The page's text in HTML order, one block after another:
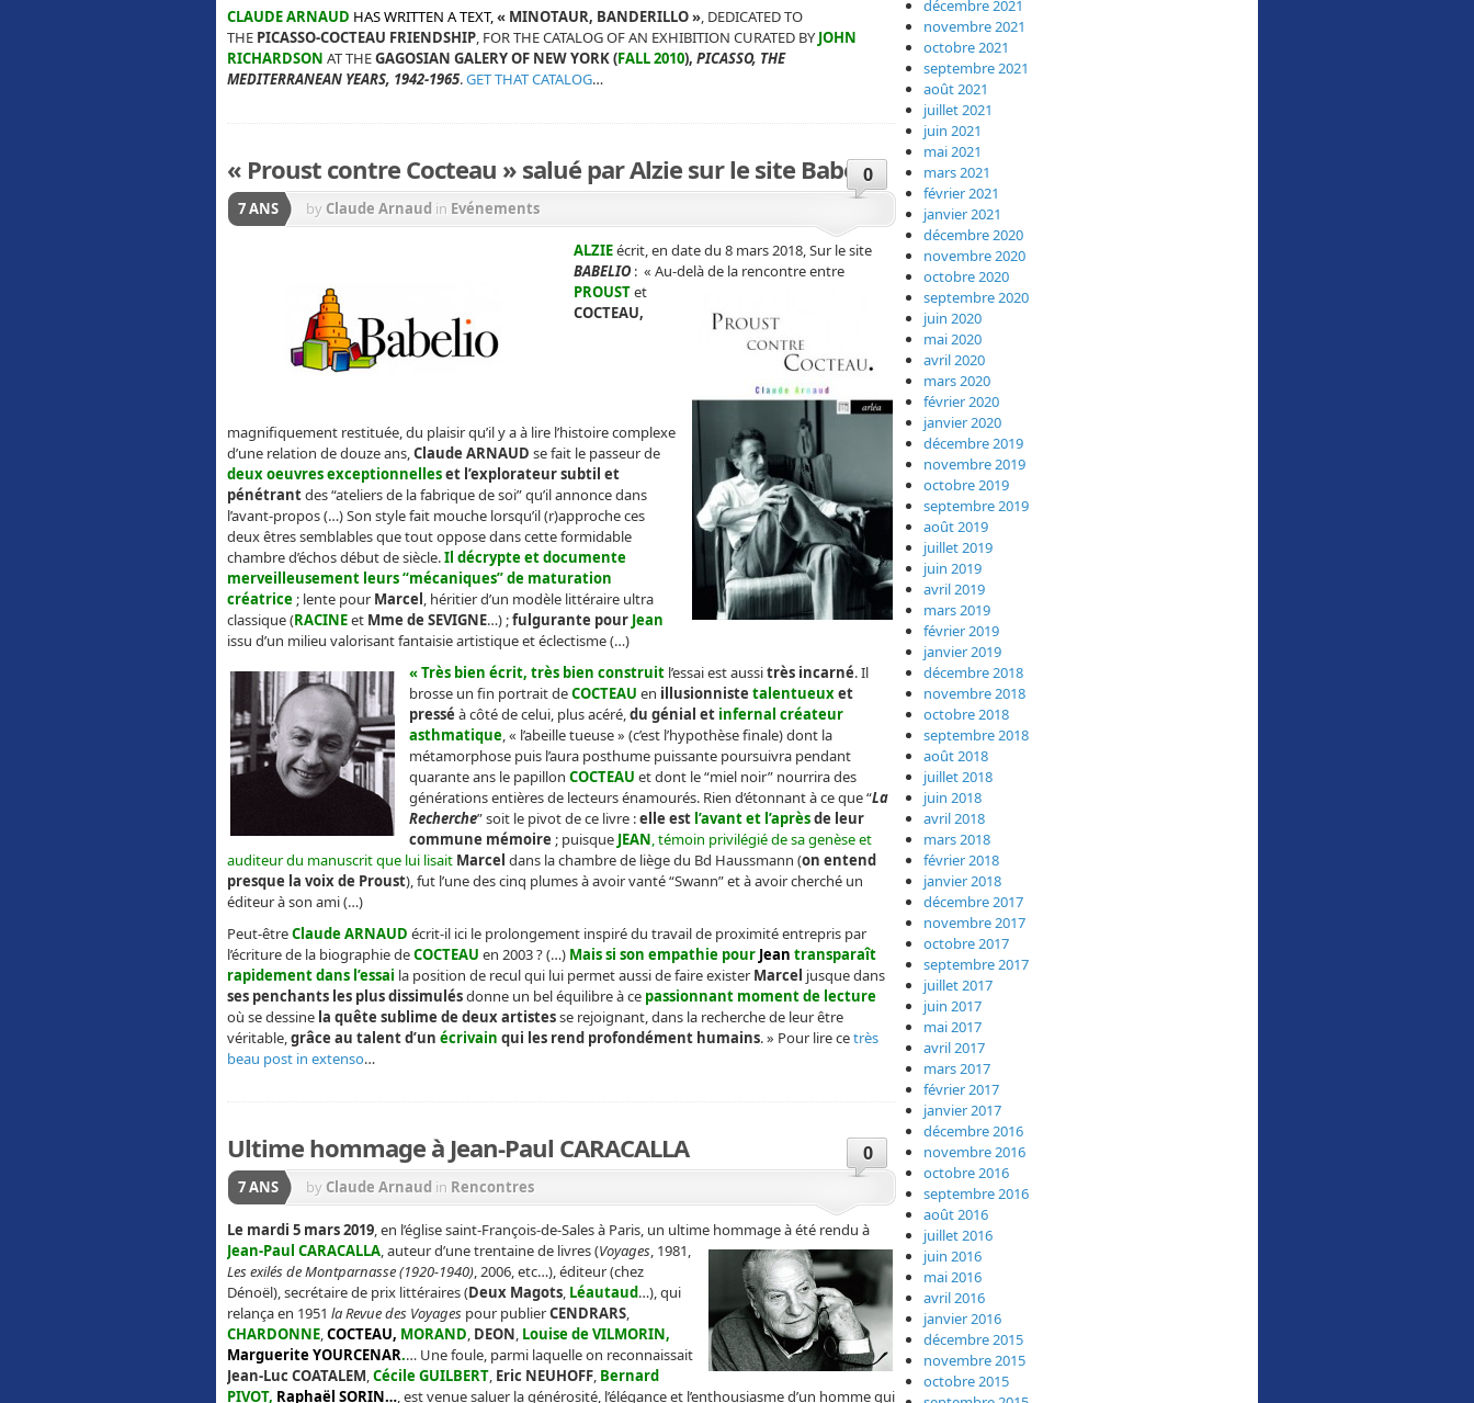
CLAUDE ARNAUD HAS WRITTEN A TEXT,« MINOTAUR, BANDERILLO », DEDICATED TO
THE PICASSO-COCTEAU FRIENDSHIP, FOR THE CATALOG OF AN EXHIBITION CURATED BYJOHN
RICHARDSON AT THEGAGOSIAN GALERY OF NEW YORK (FALL 2010), PICASSO, THE
MEDITERRANEAN YEARS, 1942-1965.GET THAT CATALOG…
« Proust contre Cocteau » salué par Alzie sur le site Babelio
0
7 ANS by Claude Arnaud in Evénements
ALZIEécrit, en date du 8 mars 2018, Sur le site
BABELIO : « Au-delà de la rencontre entre
PROUSTet
COCTEAU,
magnifiquement restituée, du plaisir qu’il y a à lire l’histoire complexe
d’une relation de douze ans,Claude ARNAUD se fait le passeur de
deux oeuvres exceptionnelleset l’explorateur subtil et
pénétrantdes “ateliers de la fabrique de soi” qu’il annonce dans
l’avant-propos (…) Son stylefait mouche lorsqu’il (r)approche ces
deux êtres semblables que tout oppose dans cette formidable
chambre d’échos début de siècle.Il décrypte et documente
merveilleusement leurs “mécaniques” de maturation
créatrice ; lente pour Marcel, héritier d’un modèle littéraire ultra
classique (RACINEet Mme de SEVIGNE…) ;fulgurante pour Jean
issu d’un milieu valorisant fantaisie artistique et éclectisme (…)
« Très bien écrit, très bien construit l’essai est aussitrès incarné. Il
brosse un fin portrait deCOCTEAU en illusionniste talentueuxet
pressé à côté de celui, plus acéré,du génial et infernal créateur
asthmatique, « l’abeille tueuse » (c’est l’hypothèse finale) dont la
métamorphose puis l’aura posthume puissante poursuivra pendant
quarante ans le papillon COCTEAU et dont le “miel noir” nourrira des
générations entières de lecteurs énamourés. Rien d’étonnant à ce que “La
Recherche” soit le pivot de ce livre :elle est l’avant et l’aprèsde leur
commune mémoire ; puisque JEAN, témoin privilégié de sa genèse et
auditeur du manuscrit que lui lisait Marcel dans la chambre de liège du Bd Haussmann (on entend
presque la voix de Proust), fut l’une des cinq plumes à avoir vanté “Swann” et à avoir cherché un
éditeur à son ami (…)
Peut-êtreClaude ARNAUD écrit-il ici le prolongement inspiré du travail de proximité entrepris par
l’écriture de la biographie deCOCTEAU en 2003 ? (…) Mais si son empathie pour Jean transparaît
rapidement dans l’essai la position de recul qui lui permet aussi de faire exister Marcel jusque dans
ses penchants les plus dissimulésdonne un bel équilibre à ce passionnant moment de lecture
où se dessine la quête sublime de deux artistesse rejoignant, dans la recherche de leur être
véritable, grâce au talent d’un écrivain qui les rend profondément humains. » Pour lire cetrès
beau post in extenso…
Ultime hommage à Jean-Paul CARACALLA 0
7 ANS by Claude Arnaud in Rencontres
Le mardi 5 mars 2019 , en l’église saint-François-de-Sales à Paris, un ultime hommage à été rendu à
Jean-Paul CARACALLA , auteur d’une trentaine de livres (Voyages , 1981,
Les exilés de Montparnasse (1920-1940) , 2006, etc…), éditeur (chez
Dénoël), secrétaire de prix littéraires (Deux Magots Léautaud…), qui
relança en 1951 la Revue des Voyages pour publierCENDRARS
CHARDONNE COCTEAU, MORAND DEON Louise de VILMORIN,
Marguerite YOURCENAR.… Une foule, parmi laquelle on reconnaissait
Jean-Luc COATALEM Cécile GUILBERT Eric NEUHOFF Bernard
PIVOT, Raphaël SORIN… , est venue saluer la générosité, l’élégance et l’enthousiasme d’un homme qui
décembre 2021
novembre 2021
octobre 2021
septembre 2021
août 2021
juillet 2021
juin 2021
mai 2021
mars 2021
février 2021
janvier 2021
décembre 2020
novembre 2020
octobre 2020
septembre 2020
juin 2020
mai 2020
avril 2020
mars 2020
février 2020
janvier 2020
décembre 2019
novembre 2019
octobre 2019
septembre 2019
août 2019
juillet 2019
juin 2019
avril 2019
mars 2019
février 2019
janvier 2019
décembre 2018
novembre 2018
octobre 2018
septembre 2018
août 2018
juillet 2018
juin 2018
avril 2018
mars 2018
février 2018
janvier 2018
décembre 2017
novembre 2017
octobre 2017
septembre 2017
juillet 2017
juin 2017
mai 2017
avril 2017
mars 2017
février 2017
janvier 2017
décembre 2016
novembre 2016
octobre 2016
septembre 2016
août 2016
juillet 2016
juin 2016
mai 2016
avril 2016
janvier 2016
décembre 2015
novembre 2015
octobre 2015